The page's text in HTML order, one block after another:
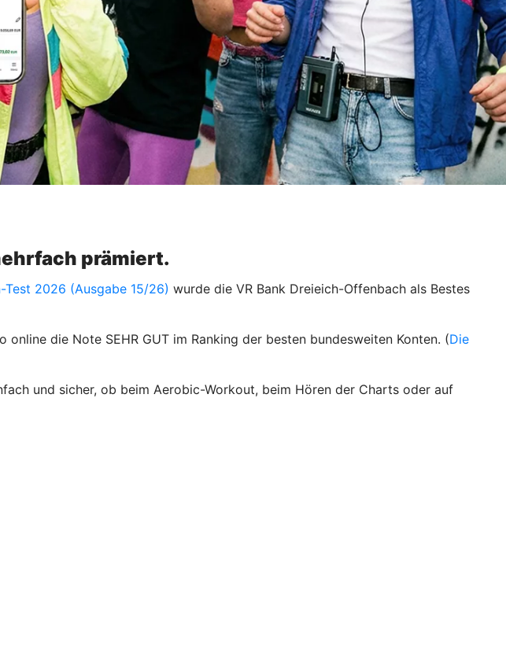
prämiert.
Test 2026 (Ausgabe 15/26) wurde die VR Bank Dreieich-Offenbach als Bestes
die Note SEHR GUT im Ranking der besten bundesweiten Konten. (Die
und sicher, ob beim Aerobic-Workout, beim Hören der Charts oder auf